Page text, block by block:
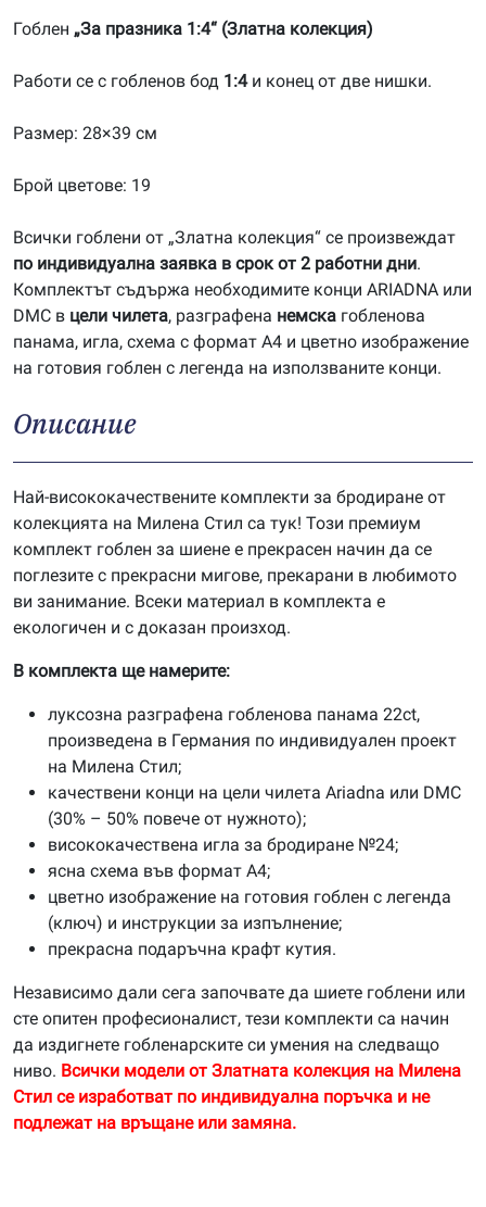
Гоблен „За празника 1:4“ (Златна колекция)
Работи се с гобленов бод 1:4и конец от две нишки.
Размер: 28×39 см
Брой цветове: 19
Всички гоблени от „Златна колекция“ се произвеждат
по индивидуална заявка в срок от 2 работни дни.
Комплектът съдържа необходимите конци ARIADNA или
DMC в цели чилета, разграфена немска гобленова
панама, игла, схема с формат А4 и цветно изображение
на готовия гоблен с легенда на използваните конци.
Описание
Най-висококачествените комплекти за бродиране от
колекцията на Милена Стил са тук! Този премиум
комплект гоблен за шиене е прекрасен начин да се
поглезите с прекрасни мигове, прекарани в любимото
ви занимание. Всеки материал в комплекта е
екологичен и с доказан произход.
В комплекта ще намерите:
луксозна разграфена гобленова панама 22ct,
произведена в Германия по индивидуален проект
на Милена Стил;
качествени конци на цели чилета Ariadna или DMC
(30% – 50% повече от нужното);
висококачествена игла за бродиране №24;
ясна схема във формат А4;
цветно изображение на готовия гоблен с легенда
(ключ) и инструкции за изпълнение;
прекрасна подаръчна крафт кутия.
Независимо дали сега започвате да шиете гоблени или
сте опитен професионалист, тези комплекти са начин
да издигнете гобленарските си умения на следващо
ниво. Всички модели от Златната колекция на Милена
Стил се изработват по индивидуална поръчка и не
подлежат на връщане или замяна.